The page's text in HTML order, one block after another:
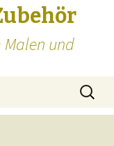
und
Suchen
nach: